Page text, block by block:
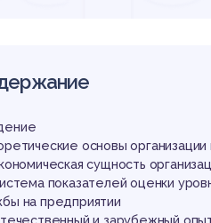
основы
сущность
показателей оценки
на предприятии